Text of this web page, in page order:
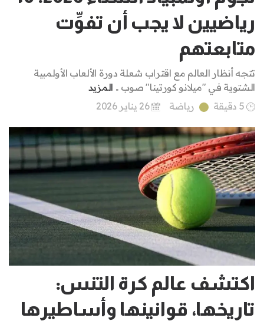
رياضيين لا يجب أن تفوِّت
متابعتهم
تتجه أنظار العالم مع اقتراب شعلة دورة الألعاب الأولمبية
الشتوية في "ميلانو كورتينا" صوب .. المزيد
5 دقيقة
رياضة 26 يناير 2026
اكتشف عالم كرة التنس:
تاريخها، قوانينها وأساطيرها